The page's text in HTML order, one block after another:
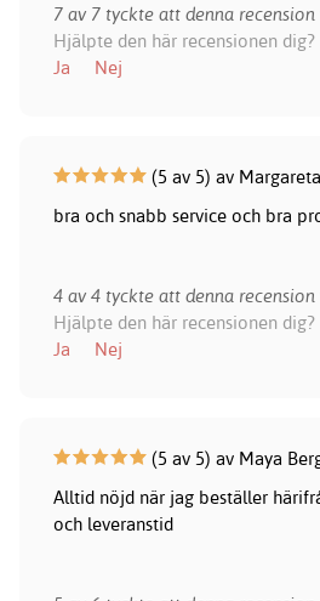
7 av 7 tyckte att denna
Hjälpte den här recensionen dig?
Ja
Nej
(5 av 5) av
bra och snabb service och bra
4 av 4 tyckte att denna
Hjälpte den här recensionen dig?
Ja
Nej
(5 av 5) av Maya
Alltid nöjd när jag beställer
och leveranstid